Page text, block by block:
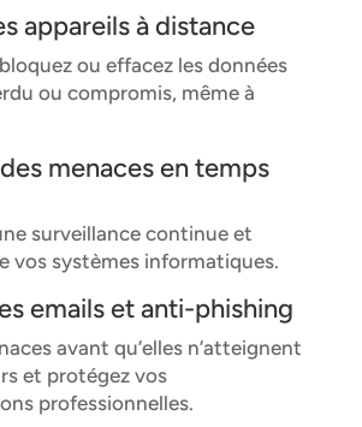
appareils à distance
ou effacez les données
ou compromis, même à
menaces en temps
surveillance continue et
vos systèmes informatiques.
emails et anti-phishing
avant qu’elles n’atteignent
et protégez vos
professionnelles.